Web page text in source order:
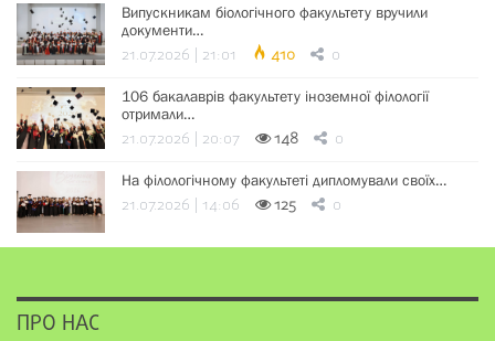
Випускникам біологічного факультету вручили
документи…
21.07.2026 | 21:01 410 0
106 бакалаврів факультету іноземної філології
отримали…
21.07.2026 | 20:07 148 0
На філологічному факультеті дипломували своїх…
21.07.2026 | 14:06 125 0
ПРО НАС